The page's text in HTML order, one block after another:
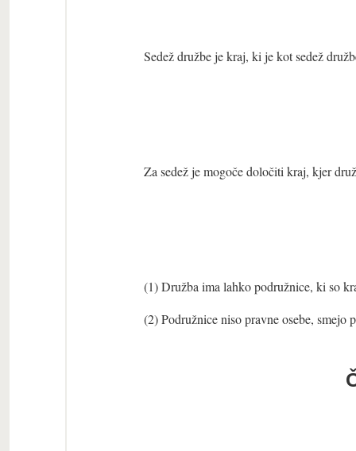
Sedež družbe je kraj, ki je kot sedež
Za sedež je mogoče določiti kraj, kjer
(1) Družba ima lahko podružnice, ki so
(2) Podružnice niso pravne osebe,